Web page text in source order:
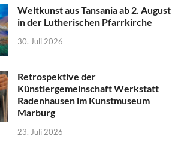
Weltkunst aus Tansania ab 2. August
in der Lutherischen Pfarrkirche
30. Juli 2026
Retrospektive der
Künstlergemeinschaft Werkstatt
Radenhausen im Kunstmuseum
Marburg
23. Juli 2026